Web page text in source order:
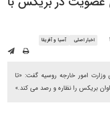
اخبار اصلی آسیا و آفریقا
امور خارجه روسیه گفت: «تا
بریکس را نظاره و رصد می کند.»